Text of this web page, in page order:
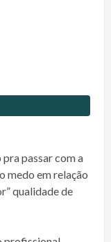
passar com a
medo em relação
qualidade de